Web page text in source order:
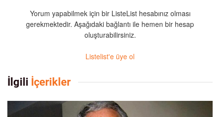
Yorum yapabilmek için bir ListeList hesabınız olması
gerekmektedir. Aşağıdaki bağlantı ile hemen bir hesap
oluşturabilirsiniz.
Listelist'e üye ol
İlgili İçerikler